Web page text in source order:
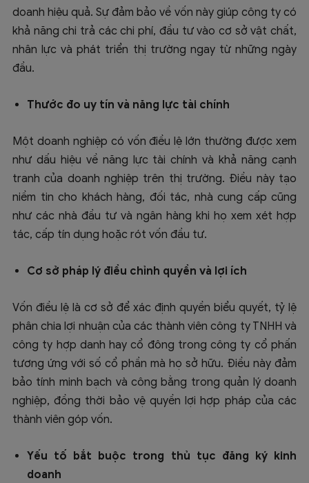
doanh hiệu quả. Sự đảm bảo về vốn này giúp công ty có
khả năng chi trả các chi phí, đầu tư vào cơ sở vật chất,
nhân lực và phát triển thị trường ngay từ những ngày
đầu.
Thước đo uy tín và năng lực tài chính
Một doanh nghiệp có vốn điều lệ lớn thường được xem
như dấu hiệu về năng lực tài chính và khả năng cạnh
tranh của doanh nghiệp trên thị trường. Điều này tạo
niềm tin cho khách hàng, đối tác, nhà cung cấp cũng
như các nhà đầu tư và ngân hàng khi họ xem xét hợp
tác, cấp tín dụng hoặc rót vốn đầu tư.
Cơ sở pháp lý điều chỉnh quyền và lợi ích
Vốn điều lệ là cơ sở để xác định quyền biểu quyết, tỷ lệ
phân chia lợi nhuận của các thành viên công ty TNHH và
công ty hợp danh hay cổ đông trong công ty cổ phấn
tương ứng với số cổ phần mà họ sở hữu. Điều này đảm
bảo tính minh bạch và công bằng trong quản lý doanh
nghiệp, đồng thời bảo vệ quyền lợi hợp pháp của các
thành viên góp vốn.
Yếu tố bắt buộc trong thủ tục đăng ký kinh
doanh